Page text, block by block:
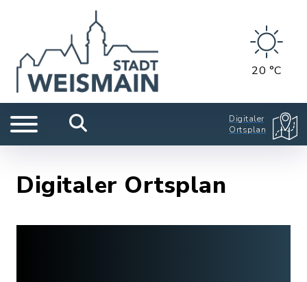
20 °C
Digitaler
Ortsplan
Digitaler Ortsplan